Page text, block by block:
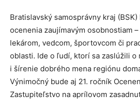
Bratislavský samosprávny kraj
ocenenia zaujímavým osobnostiam
lekárom, vedcom, športovcom či
oblasti. Ide o ľudí, ktorí sa zaslúžili o
i šírenie dobrého mena regiónu
Výnimočný bude aj 21. ročník
Zastupiteľstvo na aprílovom